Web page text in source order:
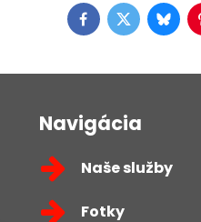
Facebook
Twitter
Navigácia
Naše služby
Fotky